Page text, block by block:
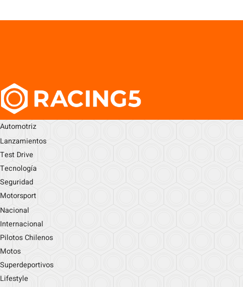
Automotriz
Lanzamientos
Test Drive
Tecnología
Seguridad
Motorsport
Nacional
Internacional
Pilotos Chilenos
Motos
Superdeportivos
Lifestyle